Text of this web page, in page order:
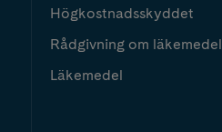
Högkostnadsskyddet
Rådgivning om läkemedel
Läkemedel